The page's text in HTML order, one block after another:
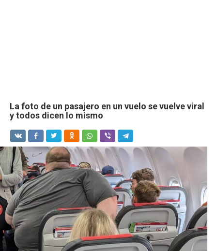
La foto de un pasajero en un vuelo se vuelve viral
y todos dicen lo mismo